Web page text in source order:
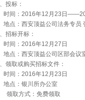
、投标：
时间： 2016年12 月 23 日——
地点：西安顶益公司法务专员
、招标开标：
时间： 2016年12 月 27 日
地点：西安顶益公司区部会议
、领取或购买招标文件：
时间： 2016年12 月 23 日
地点：银川所办公室
领取方式：免费领取